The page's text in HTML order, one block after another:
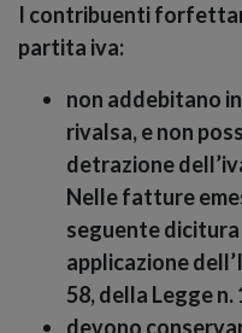
I contribuenti
partita iva:
non addebitano
rivalsa, e non
detrazione
Nelle fatture
seguente dicitura
applicazione
58, della Legge n.
devono